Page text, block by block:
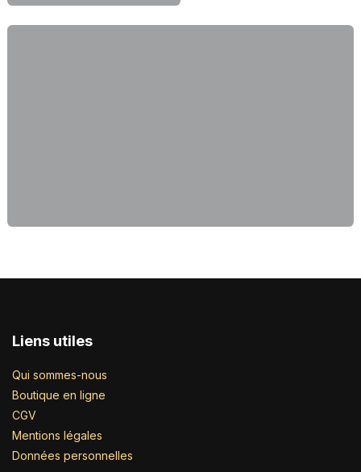
Liens utiles
Qui sommes-nous
Boutique en ligne
CGV
Mentions légales
Données personnelles